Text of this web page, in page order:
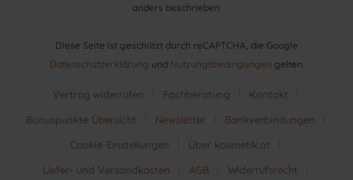
anders beschrieben.
Diese Seite ist geschützt durch reCAPTCHA, die Google
Datenschutzerklärung und Nutzungsbedingungen gelten.
Vertrag widerrufen Fachberatung
Kontakt
Bonuspunkte Übersicht
Newsletter
Bankverbindungen
Cookie-Einstellungen
Über kosmetik.at
Liefer- und Versandkosten
AGB Widerrufsrecht